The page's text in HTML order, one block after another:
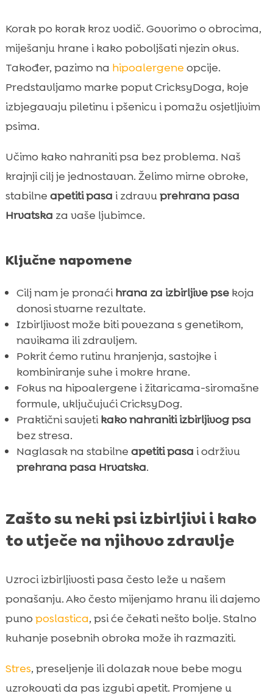
 Poslastice i nagrade koje ne kvare apetit
 Vitamini, dentalna skrb i njega kože za
cjelokupno zdravlje
Uobičajene pogreške vlasnika pri hranjenju
izbirljivih pasa
Kako sigurno uvesti novu formulu: plan
prilagodbe po danima
Primjeri jelovnika za različite veličine i dobi
Zaključak
FAQ
Korak po korak kroz vodič. Govorimo o obrocima,
miješanju hrane i kako poboljšati njezin okus.
Također, pazimo na hipoalergene opcije.
Predstavljamo marke poput CricksyDoga, koje
izbjegavaju piletinu i pšenicu i pomažu osjetljivim
psima.
Učimo kako nahraniti psa bez problema. Naš
krajnji cilj je jednostavan. Želimo mirne obroke,
stabilne apetiti pasa i zdravuprehrana pasa
Hrvatska za vaše ljubimce.
Ključne napomene
Cilj nam je pronaćihrana za izbirljive psekoja
donosi stvarne rezultate.
Izbirljivost može biti povezana s genetikom,
navikama ili zdravljem.
Pokrit ćemo rutinu hranjenja, sastojke i
kombiniranje suhe i mokre hrane.
Fokus na hipoalergene i žitaricama-siromašne
formule, uključujući CricksyDog.
Praktični savjetikako nahraniti izbirljivog psa
bez stresa.
Naglasak na stabilne apetiti pasa i održivu
prehrana pasa Hrvatska.
Zašto su neki psi izbirljivi i kako
to utječe na njihovo zdravlje
Uzroci izbirljivosti pasa često leže u našem
ponašanju. Ako često mijenjamo hranu ili dajemo
puno poslastica, psi će čekati nešto bolje. Stalno
kuhanje posebnih obroka može ih razmaziti.
Stres, preseljenje ili dolazak nove bebe mogu
uzrokovati da pas izgubi apetit. Promjene u